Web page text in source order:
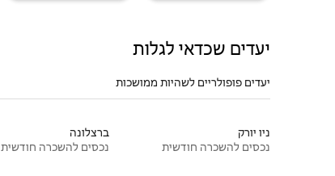
יעדים שכדאי לגלות
יעדים פופולריים לשהיות ממושכות
ניו יורק
נכסים להשכרה חודשית
ברצלונה
נכסים להשכרה חודשית